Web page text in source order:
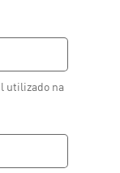
utilizado na